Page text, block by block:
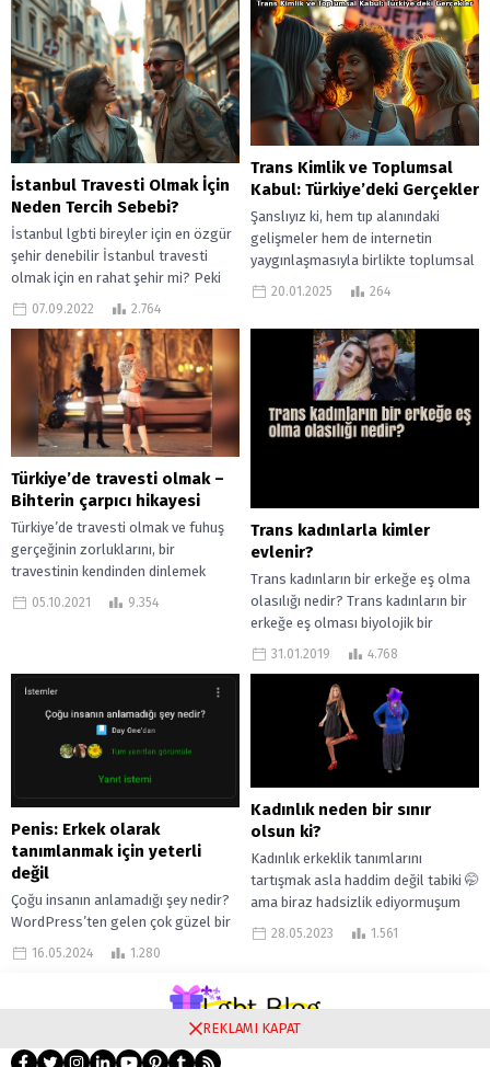
İstanbul Travesti Olmak İçin
Neden Tercih Sebebi?
İstanbul lgbti bireyler için en özgür
şehir denebilir İstanbul travesti
olmak için en rahat şehir mi? Peki
taşı toprağı altın...
07.09.2022 2.764
Trans Kimlik ve Toplumsal
Kabul: Türkiye’deki Gerçekler
Şanslıyız ki, hem tıp alanındaki
gelişmeler hem de internetin
yaygınlaşmasıyla birlikte toplumsal
algıda bir nebze olsun olumlu bir
20.01.2025 264
Türkiye’de travesti olmak –
Bihterin çarpıcı hikayesi
Türkiye’de travesti olmak ve fuhuş
gerçeğinin zorluklarını, bir
travestinin kendinden dinlemek
istedik. Travesti Bihter ile 2015
05.10.2021 9.354
Trans kadınlarla kimler
evlenir?
Trans kadınların bir erkeğe eş olma
olasılığı nedir? Trans kadınların bir
erkeğe eş olması biyolojik bir
kadının bir erkeğe eş...
31.01.2019 4.768
Penis: Erkek olarak
tanımlanmak için yeterli
değil
Çoğu insanın anlamadığı şey nedir?
WordPress’ten gelen çok güzel bir
soru. Ancak vereceğim cevap size,
bağlamayı seçtiğim konu açısından
16.05.2024 1.280
Kadınlık neden bir sınır
olsun ki?
Kadınlık erkeklik tanımlarını
tartışmak asla haddim değil tabiki 🤭
ama biraz hadsizlik ediyormuşum
gibi gelebilir size başlığı okuyunca…
Asla öyle...
28.05.2023 1.561
REKLAMI KAPAT